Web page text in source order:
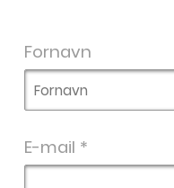
Fornavn
E-mail *